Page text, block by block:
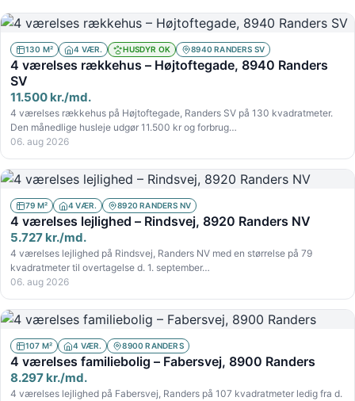
130 M² 4 VÆR. HUSDYR OK 8940 RANDERS SV
4 værelses rækkehus – Højtoftegade, 8940 Randers
SV
11.500 kr./md.
4 værelses rækkehus på Højtoftegade, Randers SV på 130 kvadratmeter.
Den månedlige husleje udgør 11.500 kr og forbrug…
06. aug 2026
79 M² 4 VÆR. 8920 RANDERS NV
4 værelses lejlighed – Rindsvej, 8920 Randers NV
5.727 kr./md.
4 værelses lejlighed på Rindsvej, Randers NV med en størrelse på 79
kvadratmeter til overtagelse d. 1. september…
06. aug 2026
107 M² 4 VÆR. 8900 RANDERS
4 værelses familiebolig – Fabersvej, 8900 Randers
8.297 kr./md.
4 værelses lejlighed på Fabersvej, Randers på 107 kvadratmeter ledig fra d.